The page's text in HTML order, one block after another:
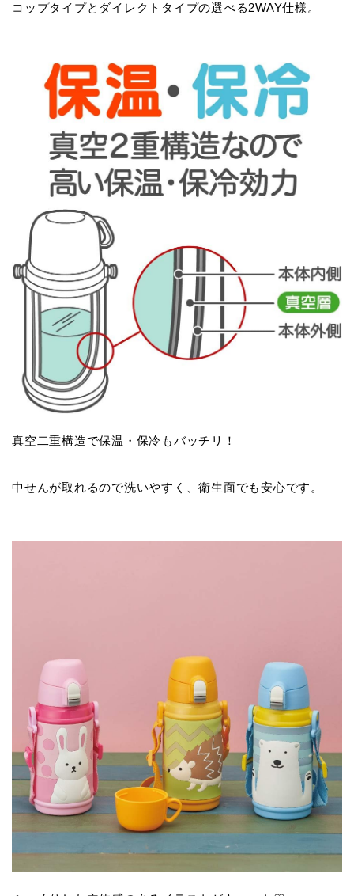
コップタイプとダイレクトタイプの選べる2WAY仕様。
真空二重構造で保温・保冷もバッチリ！
中せんが取れるので洗いやすく、衛生面でも安心です。